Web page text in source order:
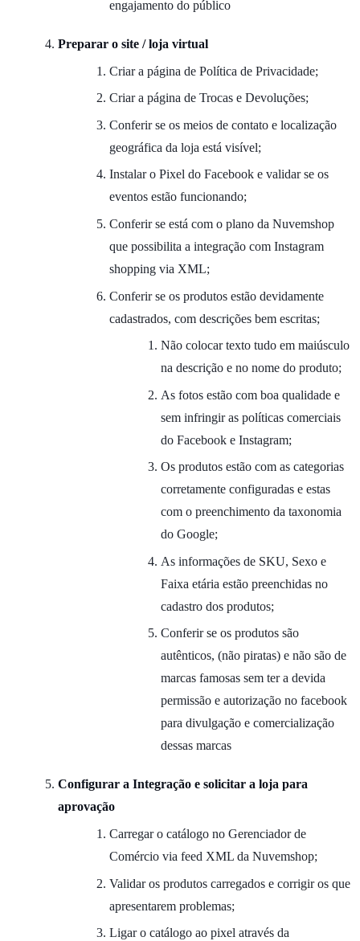
engajamento do público
Preparar o site / loja virtual
Criar a página de Política de Privacidade;
Criar a página de Trocas e Devoluções;
Conferir se os meios de contato e localização
geográfica da loja está visível;
Instalar o Pixel do Facebook e validar se os
eventos estão funcionando;
Conferir se está com o plano da Nuvemshop
que possibilita a integração com Instagram
shopping via XML;
Conferir se os produtos estão devidamente
cadastrados, com descrições bem escritas;
Não colocar texto tudo em maiúsculo
na descrição e no nome do produto;
As fotos estão com boa qualidade e
sem infringir as políticas comerciais
do Facebook e Instagram;
Os produtos estão com as categorias
corretamente configuradas e estas
com o preenchimento da taxonomia
do Google;
As informações de SKU, Sexo e
Faixa etária estão preenchidas no
cadastro dos produtos;
Conferir se os produtos são
autênticos, (não piratas) e não são de
marcas famosas sem ter a devida
permissão e autorização no facebook
para divulgação e comercialização
dessas marcas
Configurar a Integração e solicitar a loja para
aprovação
Carregar o catálogo no Gerenciador de
Comércio via feed XML da Nuvemshop;
Validar os produtos carregados e corrigir os que
apresentarem problemas;
Ligar o catálogo ao pixel através da